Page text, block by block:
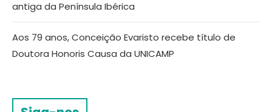
antiga da Península Ibérica
Aos 79 anos, Conceição Evaristo recebe título de
Doutora Honoris Causa da UNICAMP